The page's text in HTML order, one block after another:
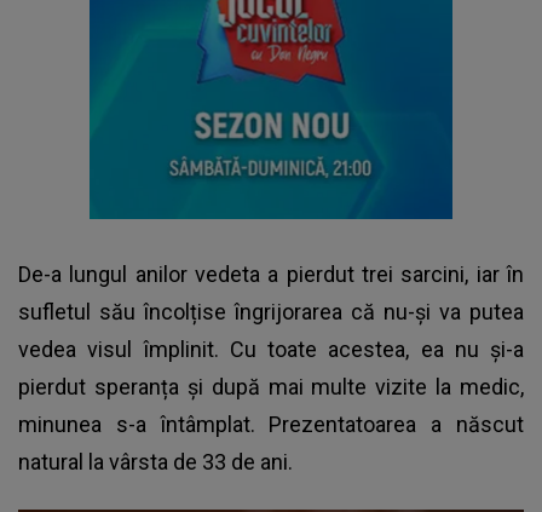
De-a lungul anilor vedeta a pierdut trei sarcini, iar în
sufletul său încolțise îngrijorarea că nu-și va putea
vedea visul împlinit. Cu toate acestea, ea nu și-a
pierdut speranța și după mai multe vizite la medic,
minunea s-a întâmplat. Prezentatoarea a născut
natural la vârsta de 33 de ani.